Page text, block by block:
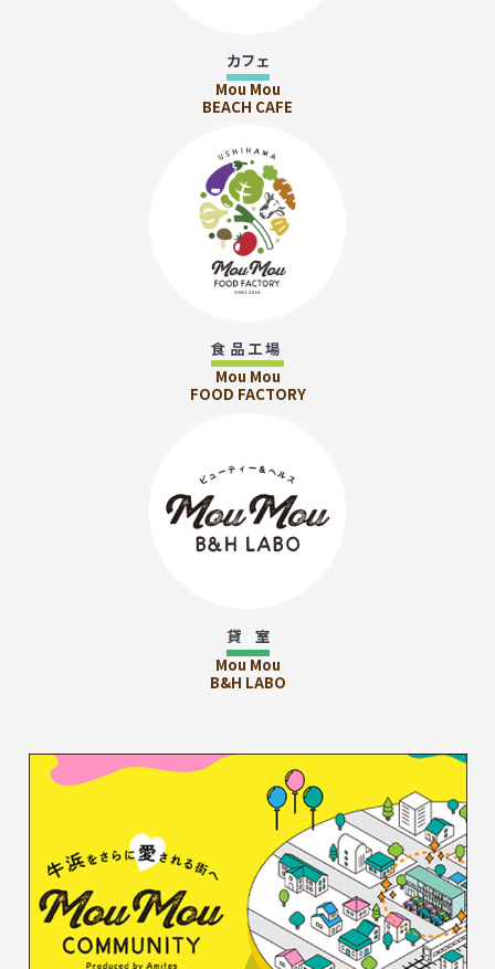
カフェ
Mou Mou
BEACH CAFE
食品工場
Mou Mou
FOOD FACTORY
貸 室
Mou Mou
B&H LABO